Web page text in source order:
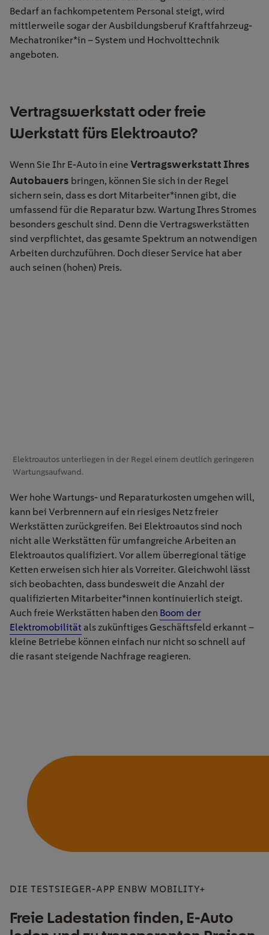
Bedarf an fachkompetentem Personal steigt, wird
mittlerweile sogar der Ausbildungsberuf Kraftfahrzeug-
Mechatroniker*in – System und Hochvolttechnik
angeboten.
Vertragswerkstatt oder freie
Werkstatt fürs Elektroauto?
Wenn Sie Ihr E-Auto in eine Vertragswerkstatt Ihres
Autobauers bringen, können Sie sich in der Regel
sichern sein, dass es dort Mitarbeiter*innen gibt, die
umfassend für die Reparatur bzw. Wartung Ihres Stromes
besonders geschult sind. Denn die Vertragswerkstätten
sind verpflichtet, das gesamte Spektrum an notwendigen
Arbeiten durchzuführen. Doch dieser Service hat aber
auch seinen (hohen) Preis.
Elektroautos unterliegen in der Regel einem deutlich geringeren
Wartungsaufwand.
Wer hohe Wartungs- und Reparaturkosten umgehen will,
kann bei Verbrennern auf ein riesiges Netz freier
Werkstätten zurückgreifen. Bei Elektroautos sind noch
nicht alle Werkstätten für umfangreiche Arbeiten an
Elektroautos qualifiziert. Vor allem überregional tätige
Ketten erweisen sich hier als Vorreiter. Gleichwohl lässt
sich beobachten, dass bundesweit die Anzahl der
qualifizierten Mitarbeiter*innen kontinuierlich steigt.
Auch freie Werkstätten haben den Boom der
Elektromobilität als zukünftiges Geschäftsfeld erkannt –
kleine Betriebe können einfach nur nicht so schnell auf
die rasant steigende Nachfrage reagieren.
DIE TESTSIEGER-APP ENBW MOBILITY+
Freie Ladestation finden, E-Auto